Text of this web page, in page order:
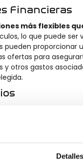
Detalles
Financieras
más flexibles
lo que puede
proporcionar
ofertas para
otros gastos
de financiación
con las de los
tasas de